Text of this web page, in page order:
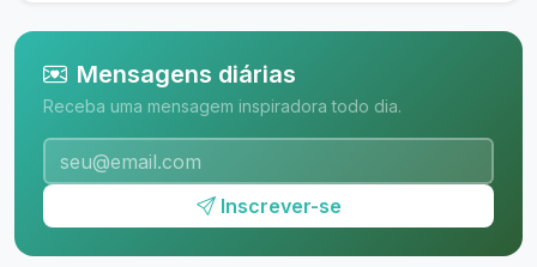
Mensagens diárias
Receba uma mensagem inspiradora todo dia.
Inscrever-se